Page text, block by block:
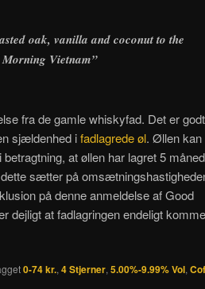
oak, vanilla and coconut to the
Vietnam”
fra de gamle whiskyfad. Det er godt
sjældenhed ifadlagrede øl. Øllen kan
at øllen har lagret 5
sætter på
på denne anmeldelse af Good
dejligt at fadlagringen endeligt
0-74 kr., 4 Stjerner, 5.00%-9.99% Vol,